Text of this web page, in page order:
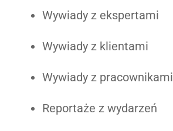
Wywiady z ekspertami
Wywiady z klientami
Wywiady z pracownikami
Reportaże z wydarzeń